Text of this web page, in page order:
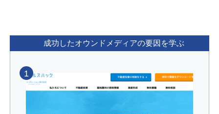
成功したオウンドメディアの要因を学ぶ
1